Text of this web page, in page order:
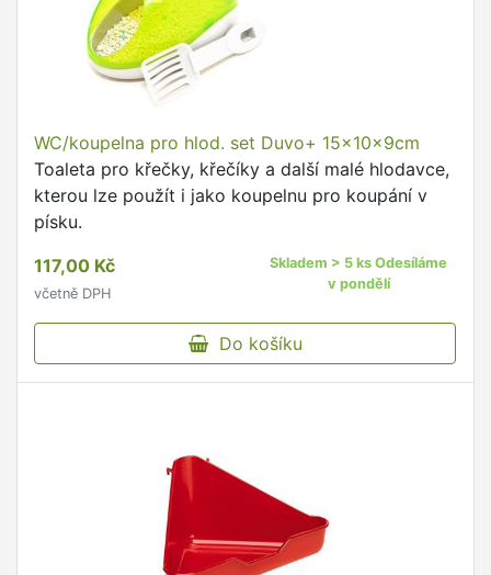
WC/koupelna pro hlod. set Duvo+ 15x10x9cm
Toaleta pro křečky, křečíky a další malé hlodavce,
kterou lze použít i jako koupelnu pro koupání v
písku.
117,00 Kč
včetně DPH
Skladem > 5 ks Odesíláme
v pondělí
Do košíku